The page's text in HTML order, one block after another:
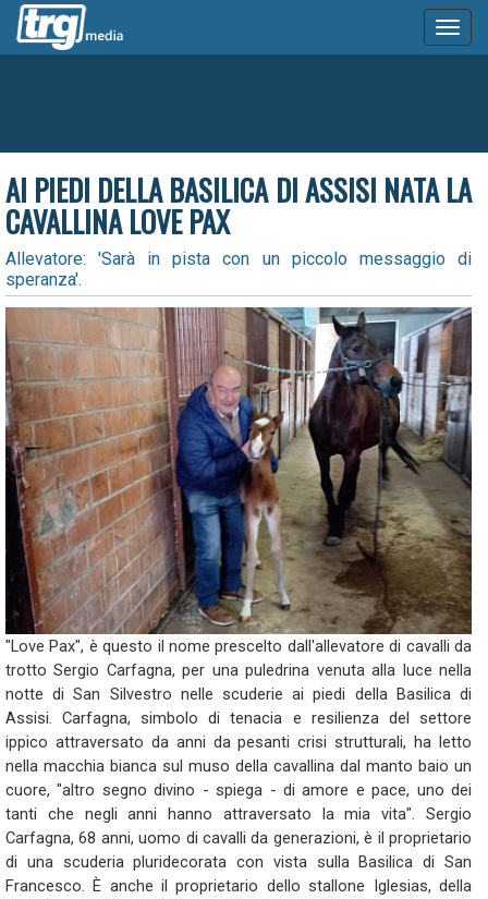
AI PIEDI DELLA BASILICA DI ASSISI NATA LA
CAVALLINA LOVE PAX
Allevatore: 'Sarà in pista con un piccolo messaggio di
speranza'.
"Love Pax", è questo il nome prescelto dall'allevatore di cavalli da
trotto Sergio Carfagna, per una puledrina venuta alla luce nella
notte di San Silvestro nelle scuderie ai piedi della Basilica di
Assisi. Carfagna, simbolo di tenacia e resilienza del settore
ippico attraversato da anni da pesanti crisi strutturali, ha letto
nella macchia bianca sul muso della cavallina dal manto baio un
cuore, "altro segno divino - spiega - di amore e pace, uno dei
tanti che negli anni hanno attraversato la mia vita". Sergio
Carfagna, 68 anni, uomo di cavalli da generazioni, è il proprietario
di una scuderia pluridecorata con vista sulla Basilica di San
Francesco. È anche il proprietario dello stallone Iglesias, della